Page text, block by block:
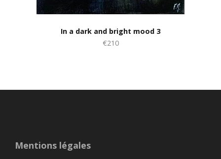
In a dark and bright mood 3
€210
Mentions légales